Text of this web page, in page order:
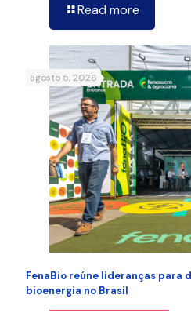
Read more
agosto 5, 2026
FenaBio reúne lideranças para
bioenergia no Brasil